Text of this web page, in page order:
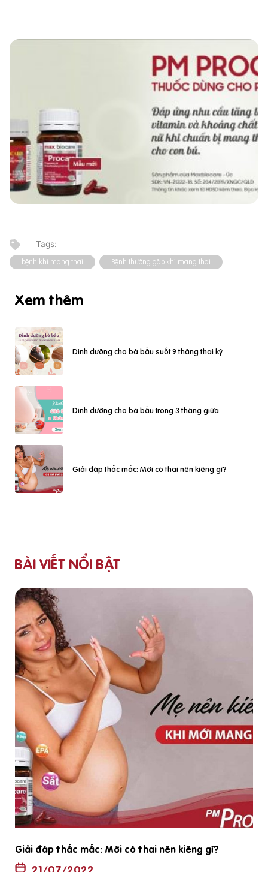
bệnh khi mang thai Bệnh thường gặp khi mang thai
Xem thêm
Dinh dưỡng cho bà bầu suốt 9 tháng thai kỳ
Dinh dưỡng cho bà bầu trong 3 tháng giữa
Giải đáp thắc mắc: Mới có thai nên kiêng gì?
BÀI VIẾT NỔI BẬT
giữa
Tiêu chí chọn vitamin tổng hợp cho bà
2022